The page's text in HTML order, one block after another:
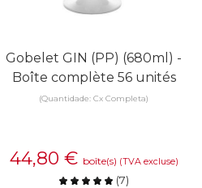
Gobelet GIN (PP) (680ml) -
Boîte complète 56 unités
(Quantidade: Cx Completa)
44,80 € boîte(s) (TVA excluse)
(7)